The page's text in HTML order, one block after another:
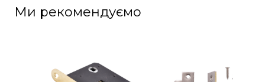
Ми рекомендуємо